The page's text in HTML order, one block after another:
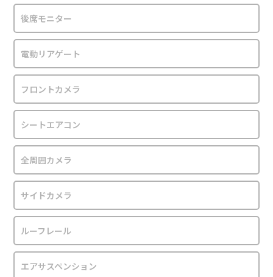
後席モニター
電動リアゲート
フロントカメラ
シートエアコン
全周囲カメラ
サイドカメラ
ルーフレール
エアサスペンション